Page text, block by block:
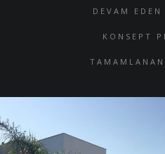
DEVAM EDEN
KONSEPT
TAMAMLANAN